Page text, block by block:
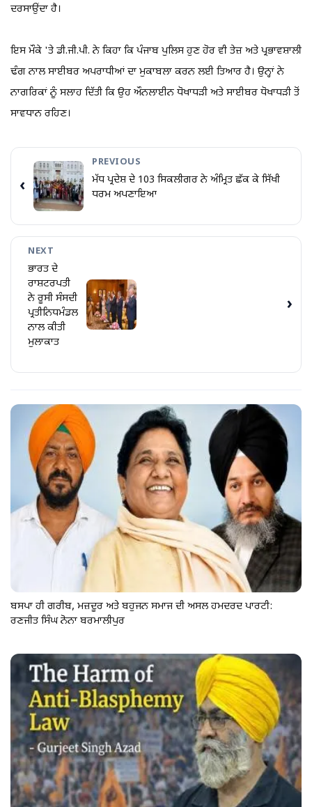
ਦਰਸਾਉਂਦਾ ਹੈ।
ਇਸ ਮੌਕੇ 'ਤੇ ਡੀ.ਜੀ.ਪੀ. ਨੇ ਕਿਹਾ ਕਿ ਪੰਜਾਬ ਪੁਲਿਸ ਹੁਣ ਹੋਰ ਵੀ ਤੇਜ਼ ਅਤੇ ਪ੍ਰਭਾਵਸ਼ਾਲੀ
ਢੰਗ ਨਾਲ ਸਾਈਬਰ ਅਪਰਾਧੀਆਂ ਦਾ ਮੁਕਾਬਲਾ ਕਰਨ ਲਈ ਤਿਆਰ ਹੈ। ਉਨ੍ਹਾਂ ਨੇ
ਨਾਗਰਿਕਾਂ ਨੂੰ ਸਲਾਹ ਦਿੱਤੀ ਕਿ ਉਹ ਔਨਲਾਈਨ ਧੋਖਾਧੜੀ ਅਤੇ ਸਾਈਬਰ ਧੋਖਾਧੜੀ ਤੋਂ
ਸਾਵਧਾਨ ਰਹਿਣ।
‹
PREVIOUS
ਮੱਧ ਪ੍ਰਦੇਸ਼ ਦੇ 103 ਸਿਕਲੀਗਰ ਨੇ ਅੰਮ੍ਰਿਤ ਛੱਕ ਕੇ ਸਿੱਖੀ
ਧਰਮ ਅਪਣਾਇਆ
NEXT
ਭਾਰਤ ਦੇ
ਰਾਸ਼ਟਰਪਤੀ
ਨੇ ਰੂਸੀ ਸੰਸਦੀ
ਪ੍ਰਤੀਨਿਧਮੰਡਲ
ਨਾਲ ਕੀਤੀ
ਮੁਲਾਕਾਤ
›
ਬਸਪਾ ਹੀ ਗਰੀਬ, ਮਜ਼ਦੂਰ ਅਤੇ ਬਹੁਜਨ ਸਮਾਜ ਦੀ ਅਸਲ ਹਮਦਰਦ ਪਾਰਟੀ:
ਰਣਜੀਤ ਸਿੰਘ ਨੋਨਾ ਬਰਮਾਲੀਪੁਰ